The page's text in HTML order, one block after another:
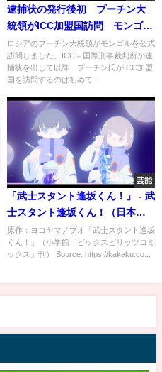
逮捕状の発行後初 プーチン大
統領がICC加盟国訪問 モンゴル
の首都ウランバートルに到着｜
TBS NEWS DIG
ロシアのプーチン大統領がモンゴルを公式
訪問しました。ICC＝国際刑事裁判所が逮
捕状を出して以降、プーチン氏がICC加盟
国を訪問するのは初めて...
芸能
「武士スタント逢坂くん！」 - 武
士スタント逢坂くん！（日本テ
レビ）
原作：ヨコヤマノブオ「武士スタント逢坂
くん！」（小学館「ビックスピリッツコミ
ックス」刊） Source: https://kakaku.co...